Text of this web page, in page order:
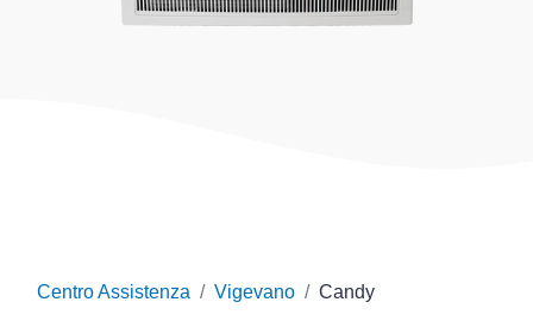
Centro Assistenza Vigevano Candy